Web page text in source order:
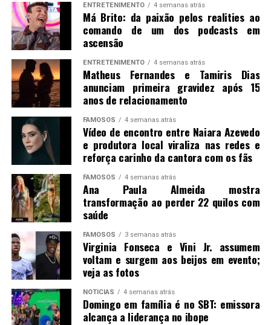
ENTRETENIMENTO 4 semanas atrás
Má Brito: da paixão pelos realities ao
comando de um dos podcasts em
ascensão
ENTRETENIMENTO 4 semanas atrás
Matheus Fernandes e Tamiris Dias
anunciam primeira gravidez após 15
anos de relacionamento
FAMOSOS 4 semanas atrás
Vídeo de encontro entre Naiara Azevedo
e produtora local viraliza nas redes e
reforça carinho da cantora com os fãs
FAMOSOS 4 semanas atrás
Ana Paula Almeida mostra
transformação ao perder 22 quilos com
saúde
FAMOSOS 3 semanas atrás
Virginia Fonseca e Vini Jr. assumem
voltam e surgem aos beijos em evento;
veja as fotos
NOTICIAS 4 semanas atrás
Domingo em família é no SBT: emissora
alcança a liderança no ibope